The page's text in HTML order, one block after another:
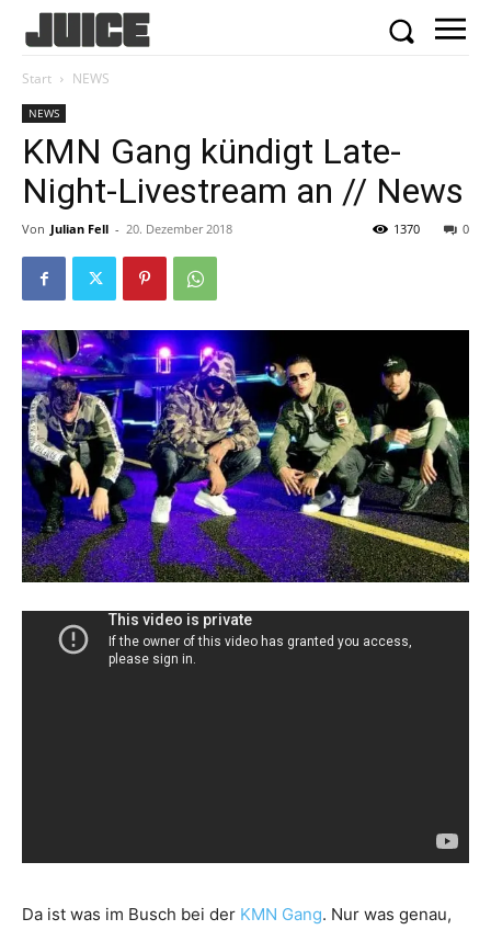
Start NEWS
NEWS
KMN Gang kündigt Late-
Night-Livestream an // News
Von Julian Fell - 20. Dezember 2018 0
1370
Da ist was im Busch bei der KMN Gang. Nur was genau,